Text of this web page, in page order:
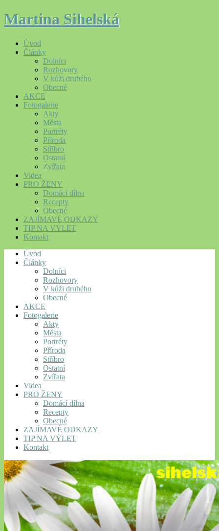
Martina Sihelská
Úvod
Články
Dolníci
Rozhovory
V kůži druhého
Obecné
AKCE
Fotogalerie
Akty
Města
Portréty
Příroda
Stříbro
Ostatní
Zvířata
Videa
PRO ŽENY
Domácí dílna
Recepty
Obecné
ZAJÍMAVÉ ODKAZY
TIP NA VÝLET
Kontakt
Úvod
Články
Dolníci
Rozhovory
V kůži druhého
Obecné
AKCE
Fotogalerie
Akty
Města
Portréty
Příroda
Stříbro
Ostatní
Zvířata
Videa
PRO ŽENY
Domácí dílna
Recepty
Obecné
ZAJÍMAVÉ ODKAZY
TIP NA VÝLET
Kontakt